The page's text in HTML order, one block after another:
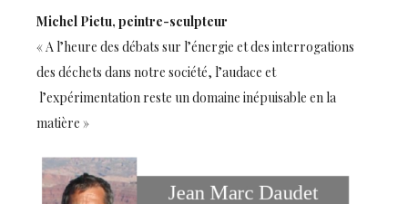
Michel Pietu, peintre-sculpteur
« A l’heure des débats sur l’énergie et des interrogations
des déchets dans notre société, l’audace et
l’expérimentation reste un domaine inépuisable en la
matière »